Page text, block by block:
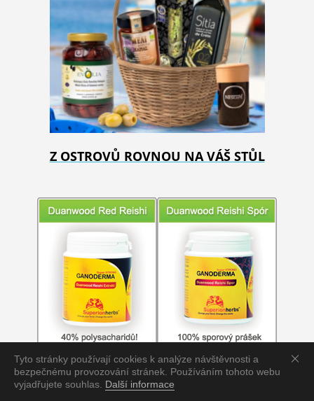
Tyto stránky používají cookies k analýze návštěvnosti a
bezpečnému provozování stránek. Používáním tohoto webu
vyjadřujete souhlas. Další informace
Z OSTROVŮ ROVNOU NA VÁŠ STŮL